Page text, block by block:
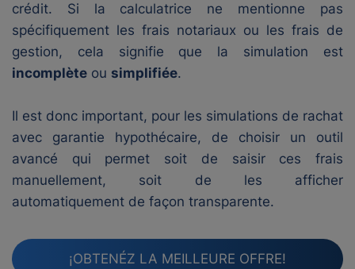
crédit. Si la calculatrice ne mentionne pas
spécifiquement les frais notariaux ou les frais de
gestion, cela signifie que la simulation est
incomplète ou simplifiée.
Il est donc important, pour les simulations de rachat
avec garantie hypothécaire, de choisir un outil
avancé qui permet soit de saisir ces frais
manuellement, soit de les afficher
automatiquement de façon transparente.
¡OBTENÉZ LA MEILLEURE OFFRE!